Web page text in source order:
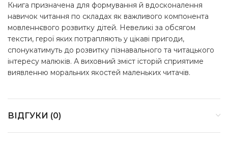
Книга призначена для формування й вдосконалення
навичок читання по складах як важливого компонента
мовленнєвого розвитку дітей. Невеликі за обсягом
тексти, герої яких потрапляють у цікаві пригоди,
спонукатимуть до розвитку пізнавального та читацького
інтересу малюків. А виховний зміст історій сприятиме
виявленню моральних якостей маленьких читачів.
ВІДГУКИ (0)